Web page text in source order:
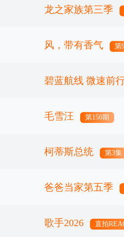
龙之家族第三季
风，带有香气 第
碧蓝航线 微速前
毛雪汪 第150期
柯蒂斯总统 第3集
爸爸当家第五季
歌手2026 直拍